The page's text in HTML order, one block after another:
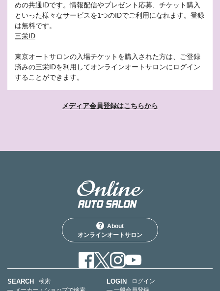
めの共通IDです。情報配信やプレゼント応募、チケット購入
といった様々なサービスを1つのIDでご利用になれます。登録
は無料です。
三栄ID
東京オートサロンの入場チケットを購入された方は、ご登録
済みの三栄IDを利用してオンラインオートサロンにログイン
することができます。
メディア会員登録はこちらから
About
オンラインオートサロン
SEARCH
検索
LOGIN
ログイン